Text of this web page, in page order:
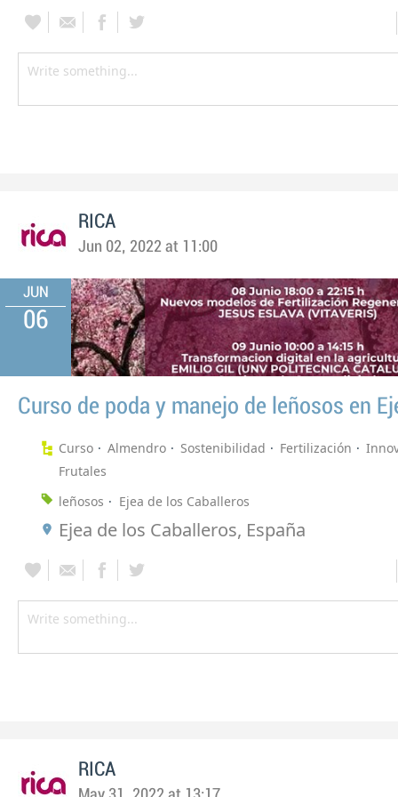
RICA
Jun 02, 2022 at 11:00
JUN
06
Curso de poda y manejo de leñosos en
Curso Almendro Sostenibilidad Fertilización
Frutales
leñosos
Ejea de los Caballeros
Ejea de los Caballeros, España
RICA